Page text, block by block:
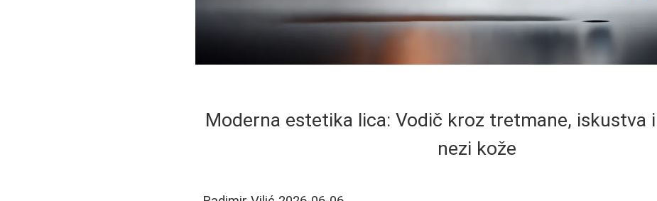
Moderna estetika lica: Vodič kroz tretmane, iskustva
nezi kože